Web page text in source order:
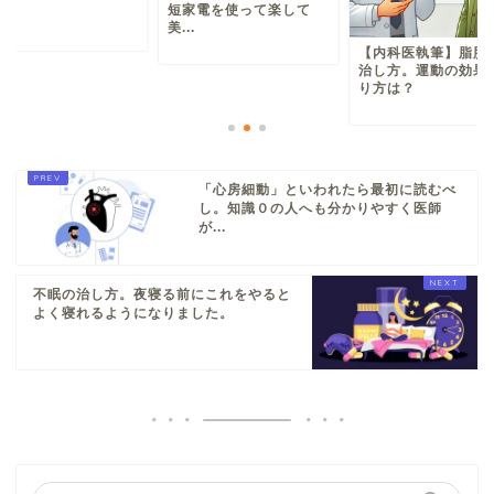
短家電を使って楽して
美...
【内科医執筆】脂肪
治し方。運動の効果
り方は？
「心房細動」といわれたら最初に読むべ
し。知識０の人へも分かりやすく医師
が...
不眠の治し方。夜寝る前にこれをやると
よく寝れるようになりました。